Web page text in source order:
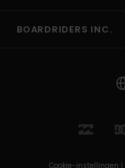
BOARDRIDERS INC.
Cookie-instellingen |